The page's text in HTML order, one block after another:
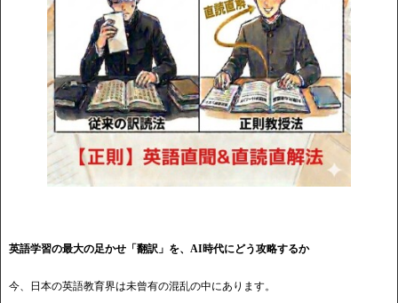
英語学習の最大の足かせ「翻訳」を、AI時代にどう攻略するか
今、日本の英語教育界は未曾有の混乱の中にあります。